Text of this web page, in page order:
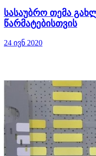
სასაუბრო თემა
წარმატებისთვის
24 ივნ 2020